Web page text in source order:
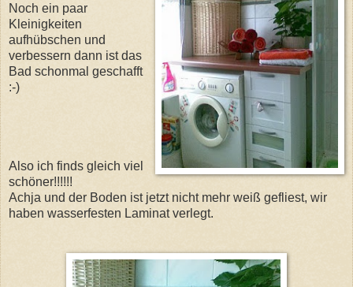
Noch ein paar
Kleinigkeiten
aufhübschen und
verbessern dann ist das
Bad schonmal geschafft
:-)
Also ich finds gleich viel
schöner!!!!!!
Achja und der Boden ist jetzt nicht mehr weiß gefliest, wir
haben wasserfesten Laminat verlegt.